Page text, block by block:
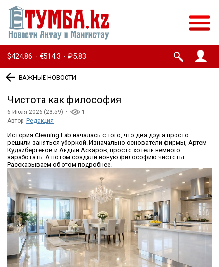
$424.86 · €514.3 · ₽5.83
ВАЖНЫЕ НОВОСТИ
Чистота как философия
6 Июля 2026 (23:59) ·
1
Автор: Редакция
История Cleaning Lab началась с того, что два друга просто
решили заняться уборкой. Изначально основатели фирмы, Артем
Кудайбергенов и Айдын Аскаров, просто хотели немного
заработать. А потом создали новую философию чистоты.
Рассказываем об этом подробнее.